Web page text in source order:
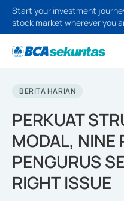
Start your investment
stock market wherever you
BERITA HARIAN
PERKUAT
MODAL, NINE
PENGURUS
RIGHT ISSUE